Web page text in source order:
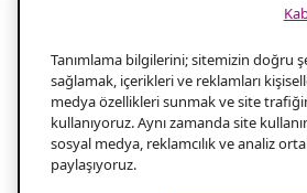
Tekrar deneyelim
1.0 Aramanızın yazılışını
2.0 Aramanız için daha az kelime
Tanımlama bilgilerini; sitemizin doğru
sağlamak, içerikleri ve reklamları
medya özellikleri sunmak ve site
kullanıyoruz. Aynı zamanda site
sosyal medya, reklamcılık ve analiz
paylaşıyoruz.